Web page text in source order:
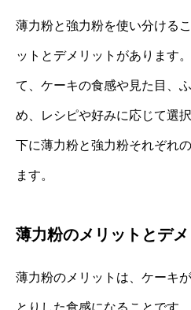
薄力粉と強力粉を使い分ける
ットとデメリットがあります
て、ケーキの食感や見た目、
め、レシピや好みに応じて選
下に薄力粉と強力粉それぞれ
ます。
薄力粉のメリットとデメ
薄力粉のメリットは、ケーキ